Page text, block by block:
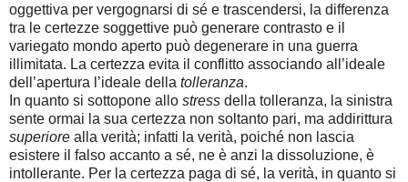
oggettiva per vergognarsi di sé e trascendersi, la differenza
tra le certezze soggettive può generare contrasto e il
variegato mondo aperto può degenerare in una guerra
illimitata. La certezza evita il conflitto associando all’ideale
dell’apertura l’ideale della tolleranza.
In quanto si sottopone allo stress della tolleranza, la sinistra
sente ormai la sua certezza non soltanto pari, ma addirittura
superiore alla verità; infatti la verità, poiché non lascia
esistere il falso accanto a sé, ne è anzi la dissoluzione, è
intollerante. Per la certezza paga di sé, la verità, in quanto si